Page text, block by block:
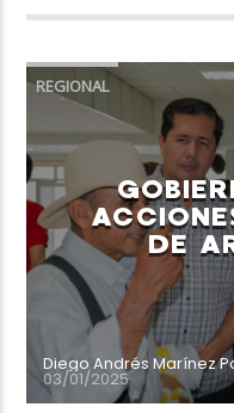
REGIONAL
DE
Diego Andrés Marínez
03/01/2025